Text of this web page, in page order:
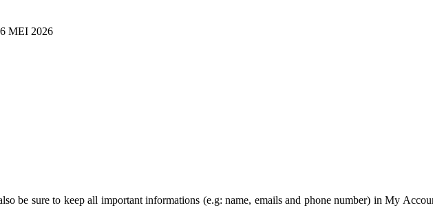
MEI 2026
be sure to keep all important informations (e.g: name, emails and phone number) in My